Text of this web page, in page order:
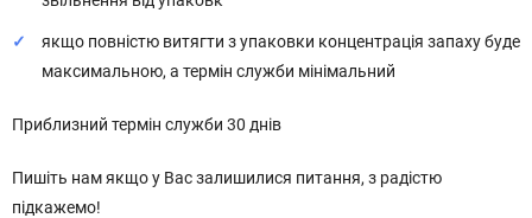
якщо повністю витягти з упаковки концентрація запаху буде
максимальною, а термін служби мінімальний
Приблизний термін служби 30 днів
Пишіть нам якщо у Вас залишилися питання, з радістю
підкажемо!